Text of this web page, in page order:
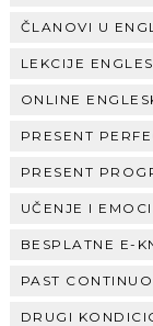
ČLANOVI U
LEKCIJE
ONLINE
PRESENT
PRESENT
UČENJE I
BESPLATNE E-
PAST
DRUGI